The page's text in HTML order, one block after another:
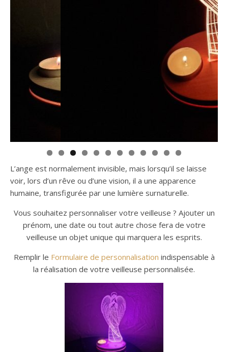
L’ange est normalement invisible, mais lorsqu’il se laisse
voir, lors d’un rêve ou d’une vision, il a une apparence
humaine, transfigurée par une lumière surnaturelle.
Vous souhaitez personnaliser votre veilleuse ? Ajouter un
prénom, une date ou tout autre chose fera de votre
veilleuse un objet unique qui marquera les esprits.
Remplir le Formulaire de personnalisation indispensable à
la réalisation de votre veilleuse personnalisée.